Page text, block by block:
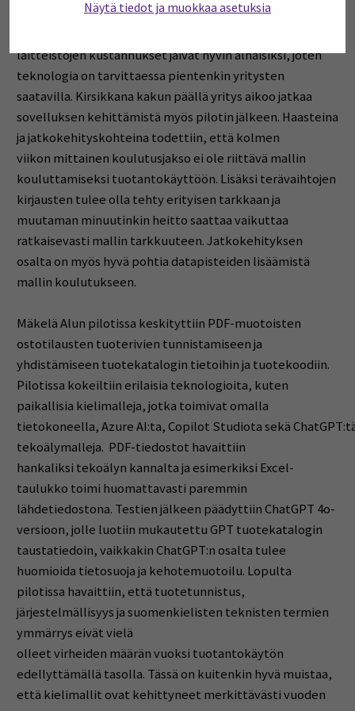
Näytä tiedot ja muokkaa asetuksia
ajankohtaa teränvaihdolle. Erityisen lupaavaa tästä teki
laitteistojen kustannukset jäivät hyvin alhaisiksi, joten
teknologia on tarvittaessa pientenkin yritysten
saatavilla. Kirsikkana kakun päällä yritys aikoo jatkaa
sovelluksen kehittämistä myös pilotin jälkeen. Haasteina
ja jatkokehityskohteina todettiin, että kolmen
viikon mittainen koulutusjakso ei ole riittävä mallin
kouluttamiseksi tuotantokäyttöön. Lisäksi terävaihtojen
kirjausten tulee olla tehty erityisen tarkkaan ja
muutaman minuutinkin heitto saattaa vaikuttaa
ratkaisevasti mallin tarkkuuteen. Jatkokehityksen
osalta on myös hyvä pohtia datapisteiden lisäämistä
mallin koulutukseen.
Mäkelä Alun pilotissa keskityttiin PDF-muotoisten
ostotilausten tuoterivien tunnistamiseen ja
yhdistämiseen tuotekatalogin tietoihin ja tuotekoodiin.
Pilotissa kokeiltiin erilaisia teknologioita, kuten
paikallisia kielimalleja, jotka toimivat omalla
tietokoneella, Azure AI:ta, Copilot Studiota sekä
tekoälymalleja. PDF-tiedostot havaittiin
hankaliksi tekoälyn kannalta ja esimerkiksi Excel-
taulukko toimi huomattavasti paremmin
lähdetiedostona. Testien jälkeen päädyttiin ChatGPT 4o-
versioon, jolle luotiin mukautettu GPT tuotekatalogin
taustatiedoin, vaikkakin ChatGPT:n osalta tulee
huomioida tietosuoja ja kehotemuotoilu. Lopulta
pilotissa havaittiin, että tuotetunnistus,
järjestelmällisyys ja suomenkielisten teknisten termien
ymmärrys eivät vielä
olleet virheiden määrän vuoksi tuotantokäytön
edellyttämällä tasolla. Tässä on kuitenkin hyvä muistaa,
että kielimallit ovat kehittyneet merkittävästi vuoden